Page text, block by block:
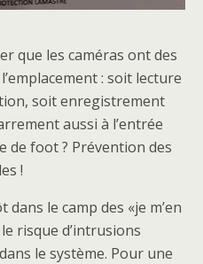
que les caméras ont des
: soit lecture
soit enregistrement
aussi à l’entrée
de foot ? Prévention des
!
le camp des «je m’en
risque d’intrusions
le système. Pour une